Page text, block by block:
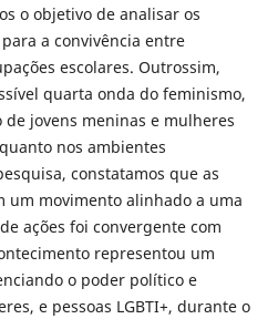
o objetivo de analisar os
a convivência entre
escolares. Outrossim,
quarta onda do feminismo,
jovens meninas e mulheres
nos ambientes
constatamos que as
um movimento alinhado a uma
ações foi convergente com
representou um
o poder político e
e pessoas LGBTI+, durante o